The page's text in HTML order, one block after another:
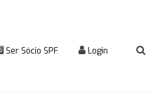
Ser Sócio SPF Login